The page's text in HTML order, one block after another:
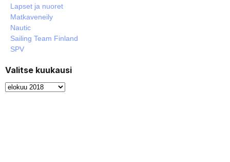
Lapset ja nuoret
Matkaveneily
Nautic
Sailing Team Finland
SPV
Valitse kuukausi